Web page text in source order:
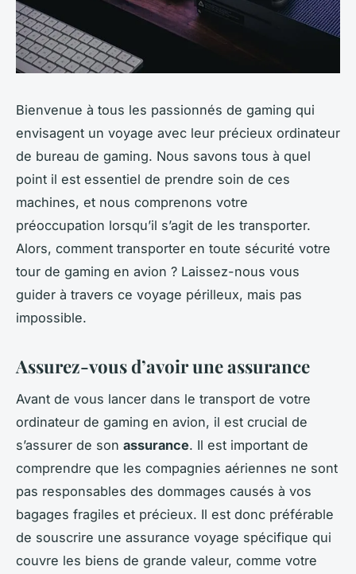
Bienvenue à tous les passionnés de gaming qui
envisagent un voyage avec leur précieux ordinateur
de bureau de gaming. Nous savons tous à quel
point il est essentiel de prendre soin de ces
machines, et nous comprenons votre
préoccupation lorsqu’il s’agit de les transporter.
Alors, comment transporter en toute sécurité votre
tour de gaming en avion ? Laissez-nous vous
guider à travers ce voyage périlleux, mais pas
impossible.
Assurez-vous d’avoir une assurance
Avant de vous lancer dans le transport de votre
ordinateur de gaming en avion, il est crucial de
s’assurer de son assurance. Il est important de
comprendre que les compagnies aériennes ne sont
pas responsables des dommages causés à vos
bagages fragiles et précieux. Il est donc préférable
de souscrire une assurance voyage spécifique qui
couvre les biens de grande valeur, comme votre